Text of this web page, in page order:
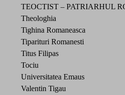
TEOCTIST – PATRIARHUL
Theologhia
Tighina Romaneasca
Tiparituri Romanesti
Titus Filipas
Tociu
Universitatea Emaus
Valentin Tigau